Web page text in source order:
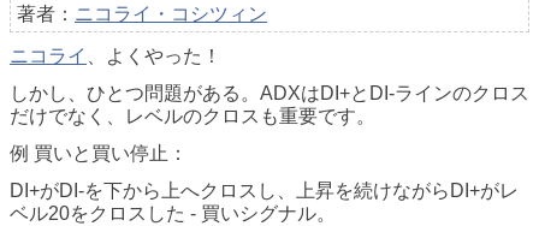
著者： ニコライ・コシツィン
ニコライ
、よくやった！
しかし、ひとつ問題がある。ADXはDI+とDI-ラインのクロス
だけでなく、レベルのクロスも重要です。
例 買いと買い停止：
DI+がDI-を下から上へクロスし、上昇を続けながらDI+がレ
ベル20をクロスした - 買いシグナル。